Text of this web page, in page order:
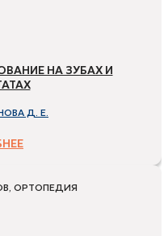
НА ЗУБАХ И
Д. Е.
ОРТОПЕДИЯ